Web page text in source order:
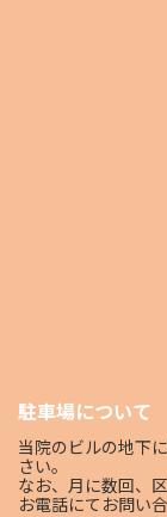
駐車場について
当院のビルの地下
さい。
なお、月に数回、
お電話にてお問い